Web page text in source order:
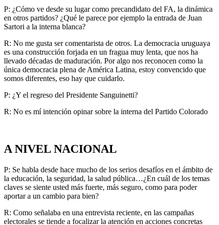
P: ¿Cómo ve desde su lugar como precandidato del FA, la dinámica
en otros partidos? ¿Qué le parece por ejemplo la entrada de Juan
Sartori a la interna blanca?
R: No me gusta ser comentarista de otros. La democracia uruguaya
es una construcción forjada en un fragua muy lenta, que nos ha
llevado décadas de maduración. Por algo nos reconocen como la
única democracia plena de América Latina, estoy convencido que
somos diferentes, eso hay que cuidarlo.
P: ¿Y el regreso del Presidente Sanguinetti?
R: No es mí intención opinar sobre la interna del Partido Colorado
A NIVEL NACIONAL
P: Se habla desde hace mucho de los serios desafíos en el ámbito de
la educación, la seguridad, la salud pública…¿En cuál de los temas
claves se siente usted más fuerte, más seguro, como para poder
aportar a un cambio para bien?
R: Como señalaba en una entrevista reciente, en las campañas
electorales se tiende a focalizar la atención en acciones concretas